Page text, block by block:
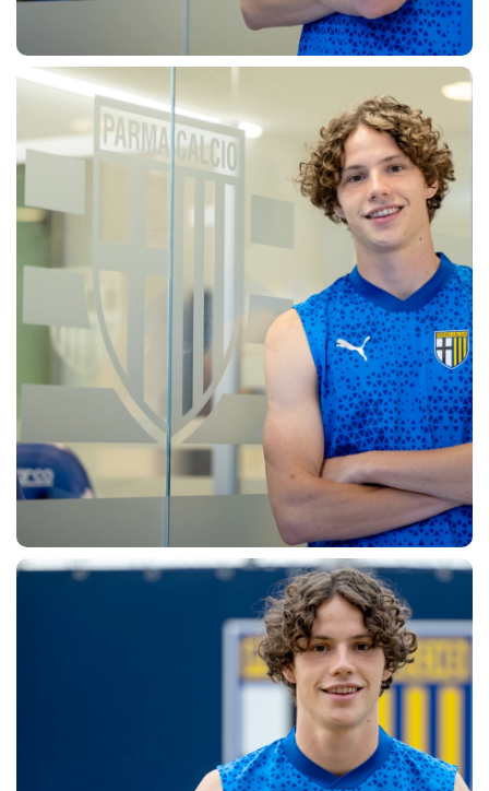
sempre abilitati
abilitato
ACCETTA E SALVA